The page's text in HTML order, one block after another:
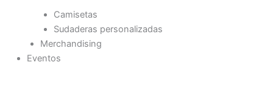
Camisetas
Sudaderas personalizadas
Merchandising
Eventos